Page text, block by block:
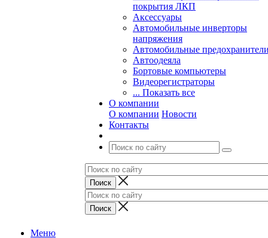
покрытия ЛКП
Аксессуары
Автомобильные инверторы
напряжения
Автомобильные
Автоодеяла
Бортовые компьютеры
Видеорегистраторы
... Показать все
О компании
О компании Новости
Контакты
Меню